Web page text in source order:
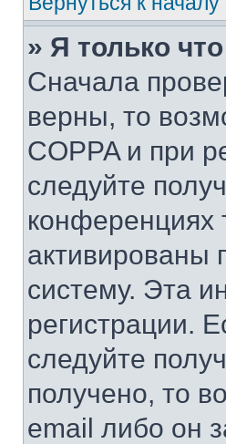
» Я только
Сначала
верны, то
COPPA и при
следуйте
конференциях
активированы
систему. Эта
регистрации.
следуйте
получено, то
email либо он